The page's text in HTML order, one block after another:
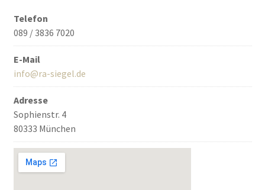
Telefon
089 / 3836 7020
E-Mail
info@ra-siegel.de
Adresse
Sophienstr. 4
80333 München